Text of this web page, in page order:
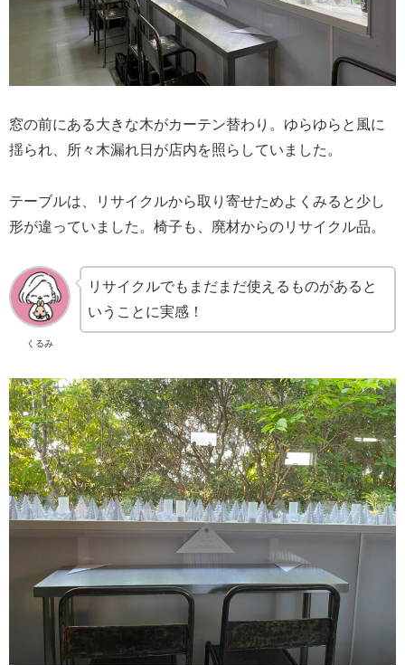
窓の前にある大きな木がカーテン替わり。ゆらゆらと風に
揺られ、所々木漏れ日が店内を照らしていました。
テーブルは、リサイクルから取り寄せためよくみると少し
形が違っていました。椅子も、廃材からのリサイクル品。
くるみ
リサイクルでもまだまだ使えるものがあると
いうことに実感！